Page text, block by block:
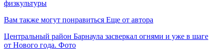
физкультуры
Вам также могут понравиться Еще от автора
Центральный район Барнаула засверкал огнями и уже в шаге
от Нового года. Фото